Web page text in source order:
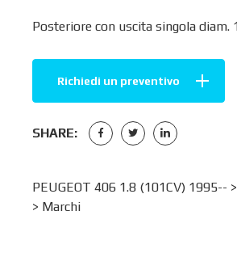
Posteriore con uscita singola diam.
Richiedi un preventivo
SHARE:
PEUGEOT 406 1.8 (101CV) 1995-- >
> Marchi